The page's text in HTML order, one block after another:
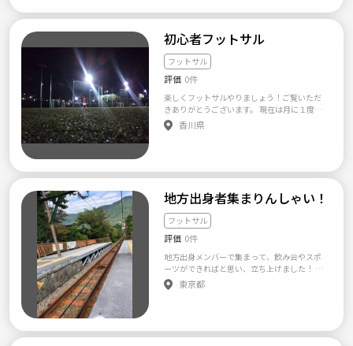
得法を知りたい方は、公式LINE@の追加をし
てみて下さいね✨☺️ https://line.me/R/ti/
p/%40pfq0122e
曜13～14時(※1時間のみ) ・6/1
金曜19～21時 ※怪我防止の
為、入念なストレッチも実施致しますのでス
ポーツ経験の無い方も安心してスポーツを楽
しみましょう！ ◎ご興味ある方はまずは気
軽のご連絡下さい。ご相談・質問等何でも構
クルを目指してるのでちょっとでも興味があ
ればご参加ください 見学とかでも大丈夫です
よ！！ 初心者向けに開催してるので、初めて
フットサルをやる方も大歓迎です！ 参加希望
の方は ・名前(フルネーム) ・生年月日 ・フッ
トサル(サッカー)経験年数 上記を明記の上ご
応募お願いします。 質問などがあれば、気軽
に管理者にメッセージを送ってもらえればな
ーと思います。 一緒に楽しんで行きましょう
☆( ＾∀＾) ※最近ドタキャンをする方が多い
をいただきます。 スケジュールを今一度確認
初心者フットサル
フットサル
評価 0件
楽しくフットサルやりましょう！ご覧いただ
きありがとうございます。 現在は月に１度く
らいの頻度でフットサルをしています。 年齢
や経験、性別は一切問いません。 フットサル
分です！ なのでガチな人は物足りないと思い
ます。 あくまでみんなで楽しくフットサルを
目標に活動していますので気になった人は気
軽にご連絡下さい。
香川県
地方出身者集まりんしゃい！
フットサル
評価 0件
地方出身メンバーで集まって、飲み会やスポ
ーツができればと思い、立ち上げました！ ※
関東在住で、地方出身の方限定のコミュニテ
ィとなります！ ※20歳〜31歳までの方限定♪
東京都